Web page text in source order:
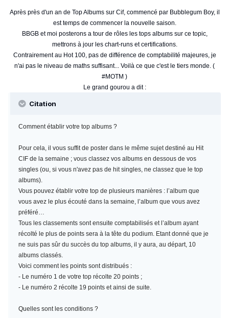
Après près d'un an de Top Albums sur Cif, commencé par Bubblegum Boy, il
est temps de commencer la nouvelle saison.
BBGB et moi posterons a tour de rôles les tops albums sur ce topic,
mettrons à jour les chart-runs et certifications.
Contrairement au Hot 100, pas de différence de comptabilité majeures, je
n'ai pas le niveau de maths suffisant... Voilà ce que c'est le tiers monde. (
#MOTM )
Le grand gourou a dit :
Citation
Comment établir votre top albums ?
Pour cela, il vous suffit de poster dans le même sujet destiné au Hit
CIF de la semaine ; vous classez vos albums en dessous de vos
singles (ou, si vous n'avez pas de hit singles, ne classez que le top
albums).
Vous pouvez établir votre top de plusieurs manières : l’album que
vous avez le plus écouté dans la semaine, l’album que vous avez
préféré…
Tous les classements sont ensuite comptabilisés et l’album ayant
récolté le plus de points sera à la tête du podium. Etant donné que je
ne suis pas sûr du succès du top albums, il y aura, au départ, 10
albums classés.
Voici comment les points sont distribués :
- Le numéro 1 de votre top récolte 20 points ;
- Le numéro 2 récolte 19 points et ainsi de suite.
Quelles sont les conditions ?